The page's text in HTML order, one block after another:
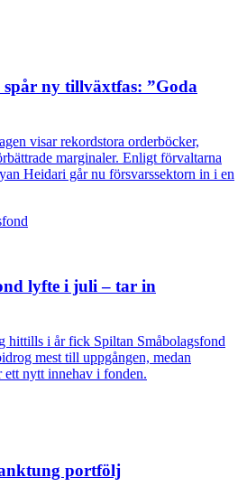
ny tillväxtfas: ”Goda
visar rekordstora orderböcker,
marginaler. Enligt förvaltarna
Heidari går nu försvarssektorn in i en
lyfte i juli – tar in
hittills i år fick Spiltan Småbolagsfond
mest till uppgången, medan
ett nytt innehav i fonden.
portfölj